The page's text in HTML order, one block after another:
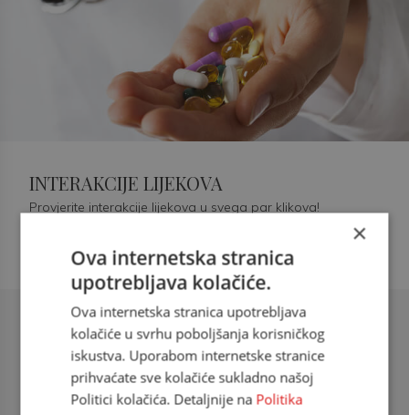
Šećerna bolest tip 2 = kardiovaskularna
doc. dr. sc. Višnja Kokić Maleš,
dr.med., specijalististica
INTERAKCIJE LIJEKOVA
Provjerite interakcije lijekova u svega par klikova!
×
Ova internetska stranica
upotrebljava kolačiće.
Ova internetska stranica upotrebljava
kolačiće u svrhu poboljšanja korisničkog
iskustva. Uporabom internetske stranice
prihvaćate sve kolačiće sukladno našoj
Politici kolačića. Detaljnije na Politika